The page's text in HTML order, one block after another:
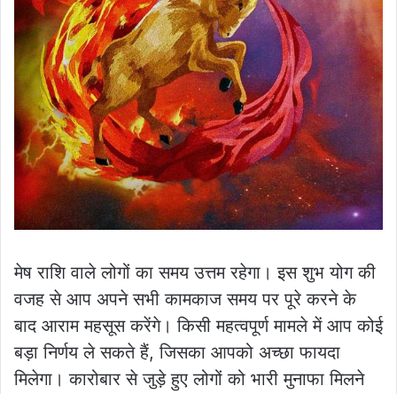
मेष राशि वाले लोगों का समय उत्तम रहेगा। इस शुभ योग की
वजह से आप अपने सभी कामकाज समय पर पूरे करने के
बाद आराम महसूस करेंगे। किसी महत्वपूर्ण मामले में आप कोई
बड़ा निर्णय ले सकते हैं, जिसका आपको अच्छा फायदा
मिलेगा। कारोबार से जुड़े हुए लोगों को भारी मुनाफा मिलने